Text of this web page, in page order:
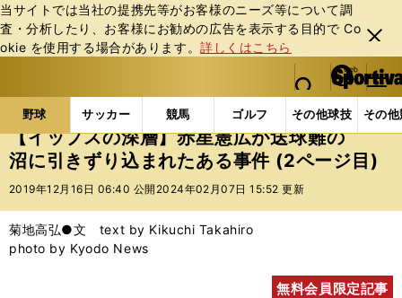
当サイトでは当社の提携先等がお客様のニーズ等について調
査・分析したり、お客様にお勧めの広告を表⽰する⽬的で Co
okie を使⽤する場合があります。詳しくはこちら
閉じ
る
web Sportiva (webスポルティーバ)
検索
マイペ
ー
ジ
メニュ
野球 サッカー 競馬 ゴルフ その他球技 その
b
ス
ポ
ル
バ
野球の記事一覧 プロ野球 【イップスの深層】赤星
【イップスの深層】赤星憲広が送球難の
沼に引きずり込まれたある事件 (2ページ目)
2019年12月16日 06:40 公開 2024年02月07日 15:52 更新
菊地高弘●文 text by Kikuchi Takahiro
photo by Kyodo News
無料会員限定記事